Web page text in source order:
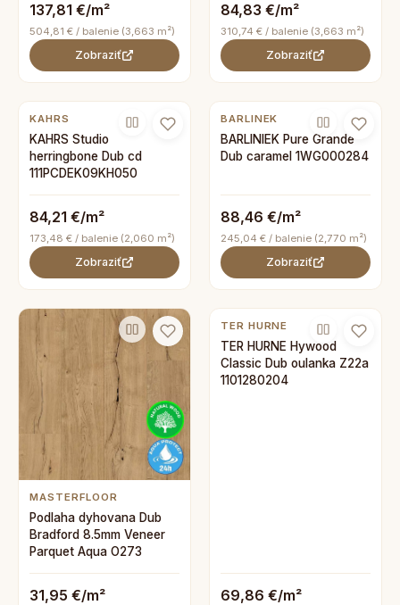
137,81 €/m²
504,81 € / balenie (3,663 m²)
Zobraziť
84,83 €/m²
310,74 € / balenie (3,663 m²)
Zobraziť
KAHRS
KAHRS Studio
herringbone Dub cd
111PCDEK09KH050
84,21 €/m²
173,48 € / balenie (2,060 m²)
Zobraziť
BARLINEK
BARLINIEK Pure Grande
Dub caramel 1WG000284
88,46 €/m²
245,04 € / balenie (2,770 m²)
Zobraziť
MASTERFLOOR
Podlaha dyhovana Dub
Bradford 8.5mm Veneer
Parquet Aqua O273
31,95 €/m²
TER HURNE
TER HURNE Hywood
Classic Dub oulanka Z22a
1101280204
69,86 €/m²